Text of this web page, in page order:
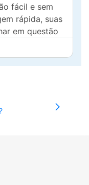
fácil e sem
rápida, suas
em questão
um
divertido e
para